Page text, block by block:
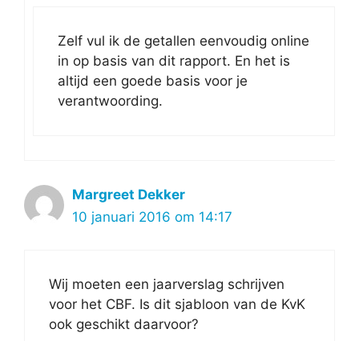
Zelf vul ik de getallen eenvoudig online
in op basis van dit rapport. En het is
altijd een goede basis voor je
verantwoording.
Margreet Dekker
10 januari 2016 om 14:17
Wij moeten een jaarverslag schrijven
voor het CBF. Is dit sjabloon van de KvK
ook geschikt daarvoor?